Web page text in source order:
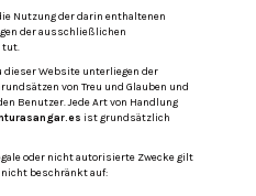
Nutzung der darin enthaltenen
der ausschließlichen
tut.
dieser Website unterliegen der
von Treu und Glauben und
Benutzer. Jede Art von Handlung
ist grundsätzlich
oder nicht autorisierte Zwecke gilt
beschränkt auf: